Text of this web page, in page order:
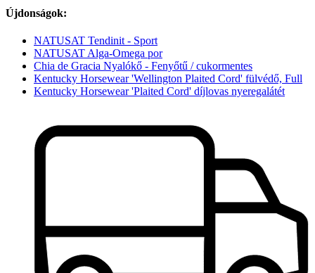
Újdonságok:
NATUSAT Tendinit - Sport
NATUSAT Alga-Omega por
Chia de Gracia Nyalókő - Fenyőtű / cukormentes
Kentucky Horsewear 'Wellington Plaited Cord' fülvédő, Full
Kentucky Horsewear 'Plaited Cord' díjlovas nyeregalátét